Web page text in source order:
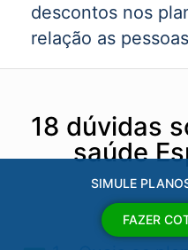
descontos nos
relação as
18 dúvidas
saúde
SIMULE
FAZER